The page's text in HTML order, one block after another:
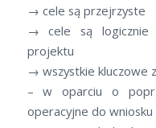
→ cele są przejrzyste
→ cele są logicznie
projektu
→ wszystkie kluczowe
– w oparciu o
operacyjne do